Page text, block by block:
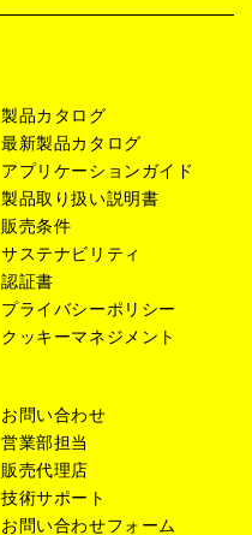
製品カタログ
最新製品カタログ
アプリケーションガイド
製品取り扱い説明書
販売条件
サステナビリティ
認証書
プライバシーポリシー
クッキーマネジメント
お問い合わせ
営業部担当
販売代理店
技術サポート
お問い合わせフォーム